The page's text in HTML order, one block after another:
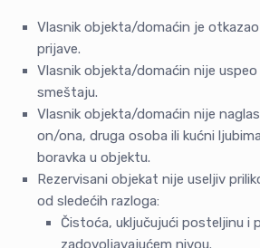
Vlasnik objekta/domaćin je
prijave.
Vlasnik objekta/domaćin nije
smeštaju.
Vlasnik objekta/domaćin nije
on/ona, druga osoba ili kućni
boravka u objektu.
Rezervisani objekat nije useljiv
od sledećih razloga:
Čistoća, uključujući posteljinu i
zadovoljavajućem nivou.